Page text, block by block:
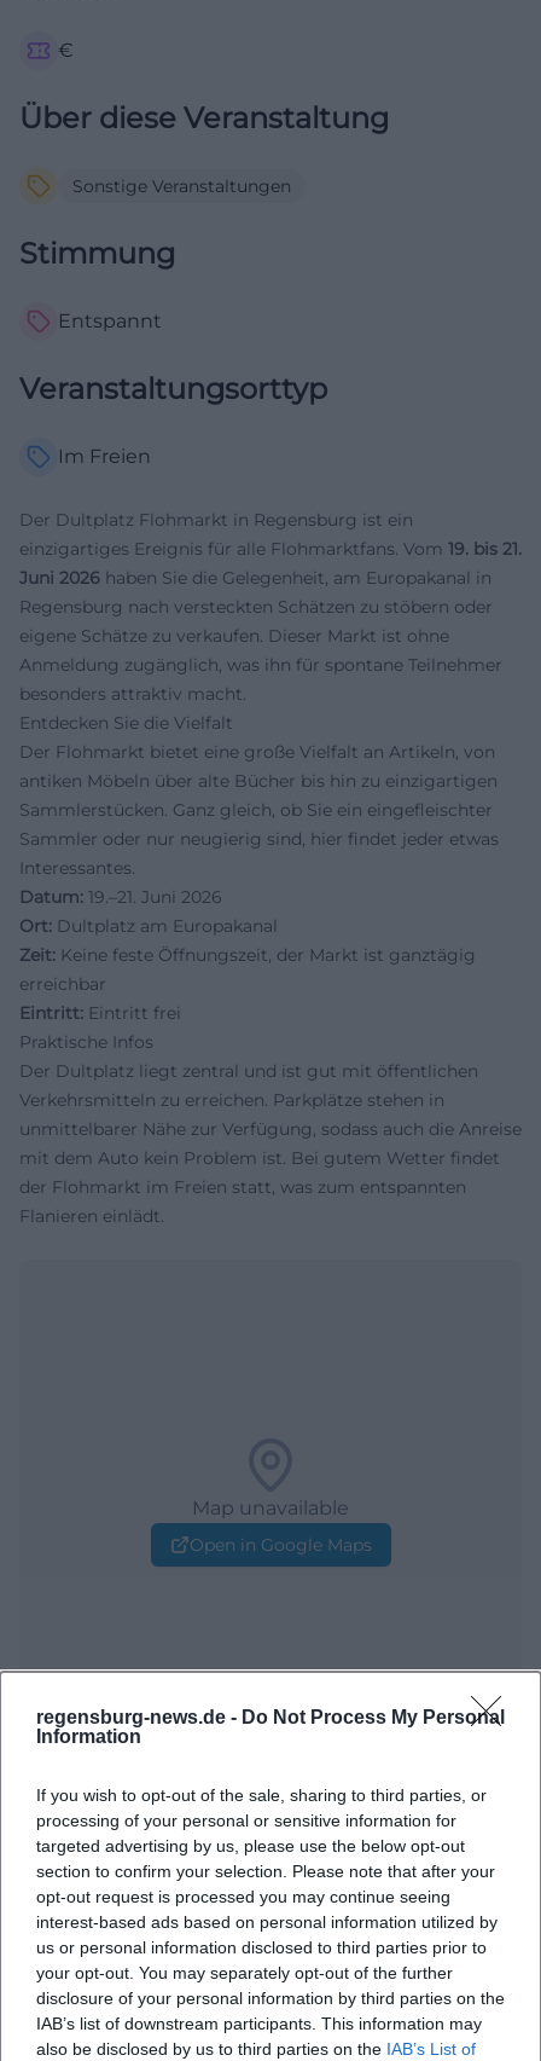
regensburg-news.de - Do Not Process My Personal
Information
If you wish to opt-out of the sale, sharing to third parties, or
processing of your personal or sensitive information for
targeted advertising by us, please use the below opt-out
section to confirm your selection. Please note that after your
opt-out request is processed you may continue seeing
interest-based ads based on personal information utilized by
us or personal information disclosed to third parties prior to
your opt-out. You may separately opt-out of the further
disclosure of your personal information by third parties on the
IAB’s list of downstream participants. This information may
also be disclosed by us to third parties on the IAB’s List of
€
Über diese Veranstaltung
Sonstige Veranstaltungen
Stimmung
Entspannt
Veranstaltungsorttyp
Im Freien
Der Dultplatz Flohmarkt in Regensburg ist ein
einzigartiges Ereignis für alle Flohmarktfans. Vom 19. bis 21.
Juni 2026 haben Sie die Gelegenheit, am Europakanal in
Regensburg nach versteckten Schätzen zu stöbern oder
eigene Schätze zu verkaufen. Dieser Markt ist ohne
Anmeldung zugänglich, was ihn für spontane Teilnehmer
besonders attraktiv macht.
Entdecken Sie die Vielfalt
Der Flohmarkt bietet eine große Vielfalt an Artikeln, von
antiken Möbeln über alte Bücher bis hin zu einzigartigen
Sammlerstücken. Ganz gleich, ob Sie ein eingefleischter
Sammler oder nur neugierig sind, hier findet jeder etwas
Interessantes.
Datum: 19.–21. Juni 2026
Ort: Dultplatz am Europakanal
Zeit: Keine feste Öffnungszeit, der Markt ist ganztägig
erreichbar
Eintritt: Eintritt frei
Praktische Infos
Der Dultplatz liegt zentral und ist gut mit öffentlichen
Verkehrsmitteln zu erreichen. Parkplätze stehen in
unmittelbarer Nähe zur Verfügung, sodass auch die Anreise
mit dem Auto kein Problem ist. Bei gutem Wetter findet
der Flohmarkt im Freien statt, was zum entspannten
Flanieren einlädt.
Map unavailable
Open in Google Maps
Häufig gestellte Fragen
Wann findet der Flohmarkt statt?
Wo ist der Dultplatz in Regensburg?
Was kann ich auf dem Flohmarkt erwarten?